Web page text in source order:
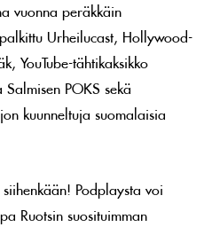
vuonna peräkkäin
Urheilucast, Hollywood-
YouTube-tähtikaksikko
POKS sekä
kuunneltuja suomalaisia
Podplaysta voi
Ruotsin suosituimman